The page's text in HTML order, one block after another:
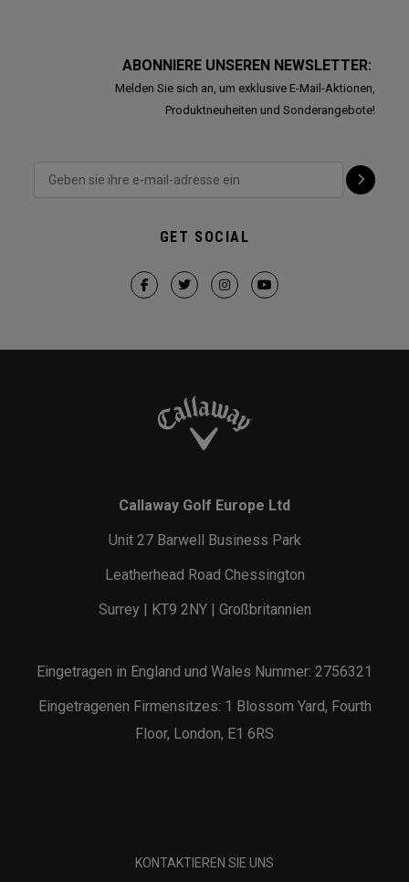
ABONNIERE UNSEREN NEWSLETTER:
Melden Sie sich an, um exklusive E-Mail-Aktionen,
Produktneuheiten und Sonderangebote!
GET SOCIAL
Callaway Golf Europe Ltd
Unit 27 Barwell Business Park
Leatherhead Road Chessington
Surrey | KT9 2NY | Großbritannien
Eingetragen in England und Wales Nummer: 2756321
Eingetragenen Firmensitzes: 1 Blossom Yard, Fourth
Floor, London, E1 6RS
KONTAKTIEREN SIE UNS